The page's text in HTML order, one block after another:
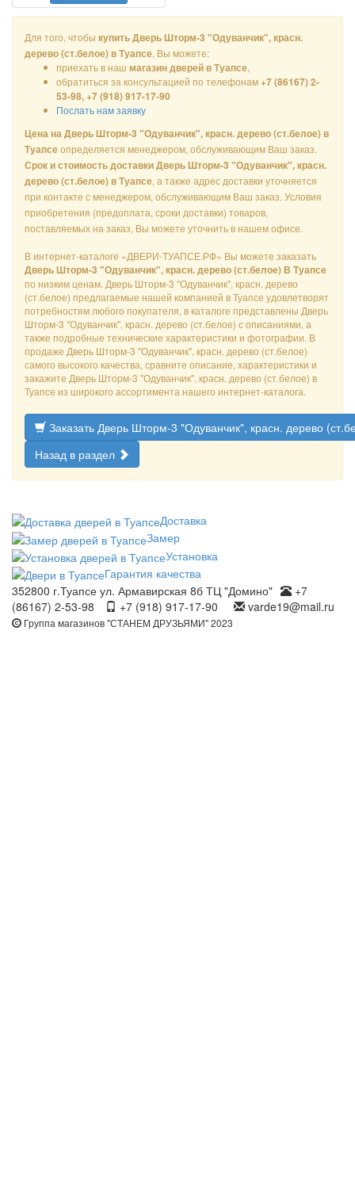
Для того, чтобы купить Дверь Шторм-3 "Одуванчик", красн.
дерево (ст.белое) в Туапсе, Вы можете:
приехать в наш магазин дверей в Туапсе,
обратиться за консультацией по телефонам+7 (86167) 2-
53-98, +7 (918) 917-17-90
Послать нам заявку
Цена на Дверь Шторм-3 "Одуванчик", красн. дерево (ст.белое) в
Туапсеопределяется менеджером, обслуживающим Ваш заказ.
Срок и стоимость доставки Дверь Шторм-3 "Одуванчик", красн.
дерево (ст.белое) в Туапсе, а также адрес доставки уточняется
при контакте с менеджером, обслуживающим Ваш заказ. Условия
приобретения (предоплата, сроки доставки) товаров,
поставляемых на заказ, Вы можете уточнить в нашем офисе.
В интернет-каталоге «ДВЕРИ-ТУАПСЕ.РФ» Вы можете заказать
Дверь Шторм-3 "Одуванчик", красн. дерево (ст.белое) В Туапсе
по низким ценам. Дверь Шторм-3 "Одуванчик", красн. дерево
(ст.белое) предлагаемые нашей компанией в Туапсе удовлетворят
потребностям любого покупателя, в каталоге представлены Дверь
Шторм-3 "Одуванчик", красн. дерево (ст.белое) с описаниями, а
также подробные технические характеристики и фотографии. В
продаже Дверь Шторм-3 "Одуванчик", красн. дерево (ст.белое)
самого высокого качества, сравните описание, характеристики и
закажите Дверь Шторм-3 "Одуванчик", красн. дерево (ст.белое) в
Туапсе из широкого ассортимента нашего интернет-каталога.
Заказать Дверь Шторм-3 "Одуванчик", красн. дерево
Назад в раздел
Доставка
Замер
Установка
Гарантия качества
352800 г.Туапсе ул. Армавирская 8б ТЦ "Домино"
+7
(86167) 2-53-98
+7 (918) 917-17-90 varde19@mail.ru
Группа магазинов "СТАНЕМ ДРУЗЬЯМИ" 2023